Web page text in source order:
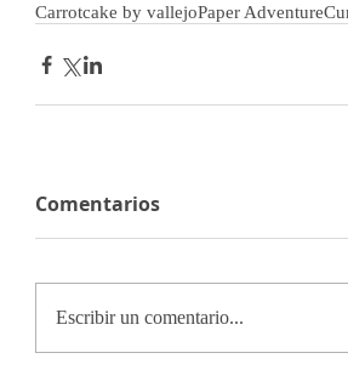
Carrotcake by vallejoPaper Adventure
Comentarios
Escribir un comentario...